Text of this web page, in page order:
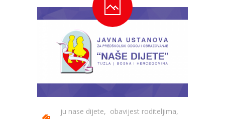
---- Kolibri
---- Lastavica
---- Pčelica
---- Poletarac
ju nase dijete, obavijest roditeljima,